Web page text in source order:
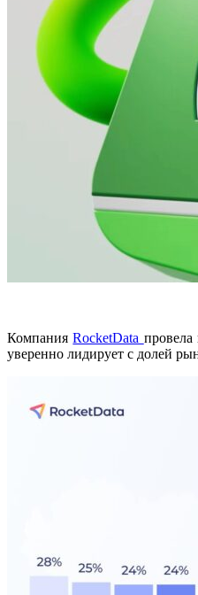
КомпанияRocketData
уверенно лидирует с долей